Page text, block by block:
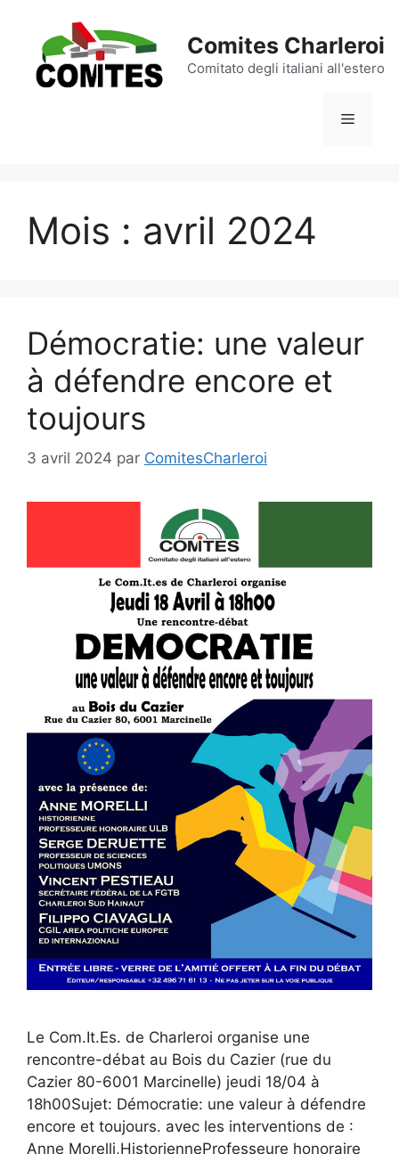
contenu
Comites Charleroi
Comitato degli italiani all'estero
Menu
Mois : avril 2024
Démocratie: une valeur
à défendre encore et
toujours
3 avril 2024 par ComitesCharleroi
Le Com.It.Es. de Charleroi organise une
rencontre-débat au Bois du Cazier (rue du
Cazier 80-6001 Marcinelle) jeudi 18/04 à
18h00Sujet: Démocratie: une valeur à défendre
encore et toujours. avec les interventions de :
Anne Morelli,HistorienneProfesseure honoraire